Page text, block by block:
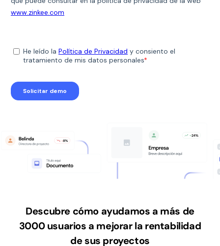
Descubre cómo ayudamos a más de
3000 usuarios a mejorar la rentabilidad
de sus proyectos